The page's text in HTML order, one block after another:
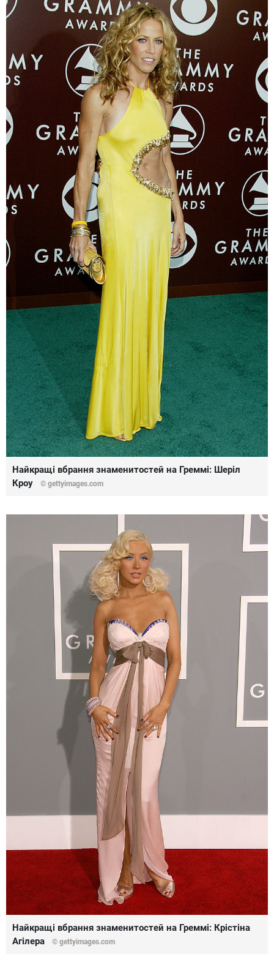
Найкращі вбрання знаменитостей на Греммі: Шеріл
Кроу
© gettyimages.com
Найкращі вбрання знаменитостей на Греммі: Крістіна
Агілера
© gettyimages.com